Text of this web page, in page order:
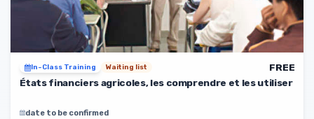
In-Class Training Waiting list
FREE
États financiers agricoles, les comprendre et les utiliser
date to be confirmed